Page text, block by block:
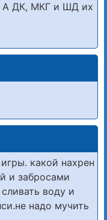
А ДК, МКГ и ШД их
какой нахрен
и забросами
воду и
надо мучить